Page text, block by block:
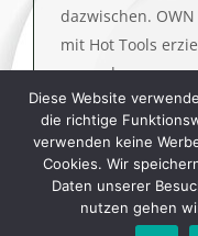
dazwischen. OWN
mit Hot Tools
gesund…
©2020 by
Diese Website
die richtige
verwenden keine
Cookies. Wir
Daten unserer
nutzen gehen